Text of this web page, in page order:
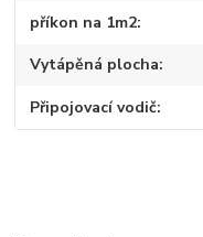
příkon na 1m2
Vytápěná plocha
Připojovací vodič